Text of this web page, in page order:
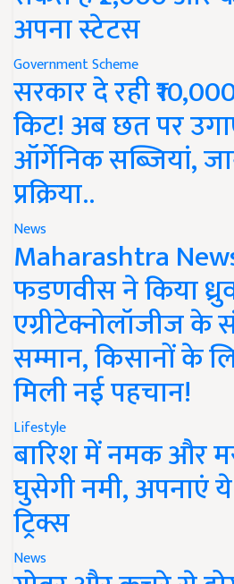
अपना स्टेटस
Government Scheme
सरकार दे रही
किट! अब छत पर
ऑर्गेनिक सब्जियां,
प्रक्रिया..
News
Maharashtra
फडणवीस ने किया
एग्रीटेक्नोलॉजीज के
सम्मान, किसानों के
मिली नई पहचान!
Lifestyle
बारिश में नमक और
घुसेगी नमी, अपनाएं
ट्रिक्स
News